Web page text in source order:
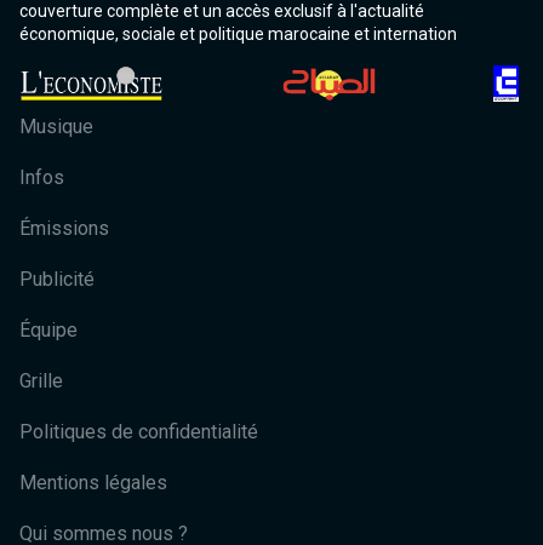
couverture complète et un accès exclusif à l'actualité
économique, sociale et politique marocaine et internation
Musique
Infos
Émissions
Publicité
Équipe
Grille
Politiques de confidentialité
Mentions légales
Qui sommes nous ?